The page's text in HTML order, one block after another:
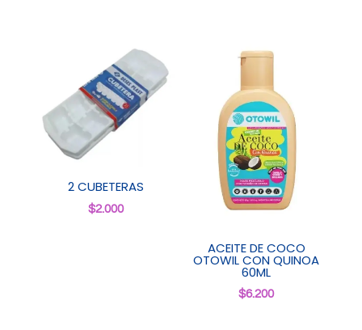
2 CUBETERAS
$2.000
ACEITE DE COCO
OTOWIL CON QUINOA
60ML
$6.200